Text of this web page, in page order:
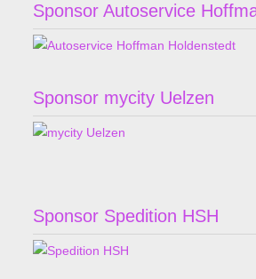
Sponsor Autoservice
Sponsor mycity Uelzen
Sponsor Spedition HSH